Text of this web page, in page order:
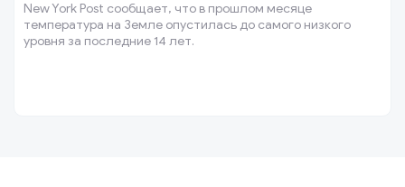
New York Post сообщает, что в прошлом месяце
температура на Земле опустилась до самого низкого
уровня за последние 14 лет.